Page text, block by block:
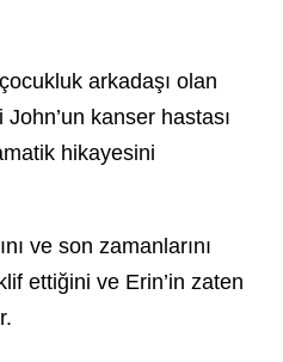
arkadaşı olan
John’un kanser hastası
hikayesini
ve son zamanlarını
ettiğini ve Erin’in zaten